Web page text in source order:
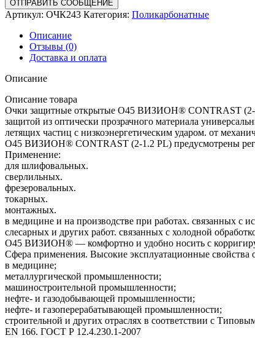
Артикул: ОЧК243 Категория: Поликарбонатные
Описание
Отзывы (0)
Доставка и оплата
Описание
Описание товара
Очки защитные открытые О45 ВИЗИОН® CONTRAST (2-
защитой из оптически прозрачного материала
летящих частиц с низкоэнергетическим ударом. от
О45 ВИЗИОН® CONTRAST (2-1.2 PL) предусмотрены
Применение:
для шлифовальных.
сверлильных.
фрезеровальных.
токарных.
монтажных.
в медицине и на производстве при работах. связанных
слесарных и других работ. связанных с холодной
О45 ВИЗИОН® — комфортно и удобно носить с
Сфера применения. Высокие эксплуатационные свойства
в медицине;
металлургической промышленности;
машиностроительной промышленности;
нефте- и газодобывающей промышленности;
нефте- и газоперерабатывающей промышленности;
строительной и других отраслях в соответствии с
EN 166. ГОСТ Р 12.4.230.1-2007